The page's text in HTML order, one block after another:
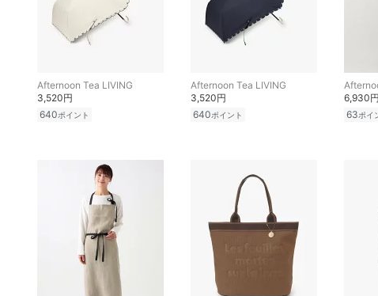
Afternoon Tea LIVING
3,520円
640ポイント
Afternoon Tea LIVING
3,520円
640ポイント
6,930円
63ポイ